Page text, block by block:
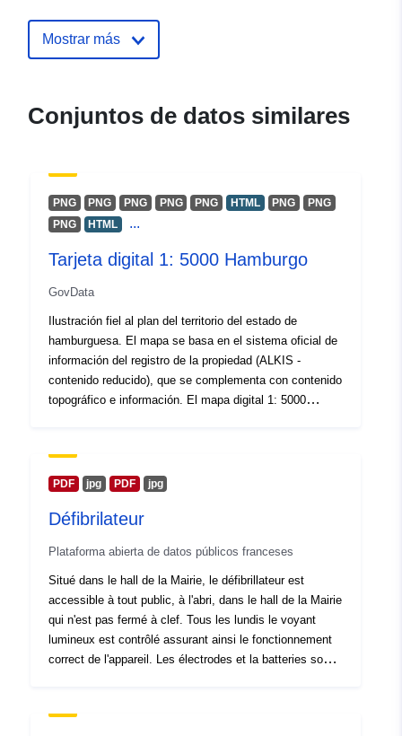
Mostrar más
Conjuntos de datos similares
PNG PNG PNG PNG PNG HTML PNG
PNG
PNG
HTML ...
Tarjeta digital 1: 5000 Hamburgo
GovData
Ilustración fiel al plan del territorio del estado de
hamburguesa. El mapa se basa en el sistema oficial de
información del registro de la propiedad (ALKIS -
contenido reducido), que se complementa con contenido
topográfico e información. El mapa digital 1: 5000
administración y la planificación.
PDF jpg PDF jpg
Défibrilateur
Plataforma abierta de datos públicos franceses
Situé dans le hall de la Mairie, le défibrillateur est
accessible à tout public, à l'abri, dans le hall de la Mairie
qui n'est pas fermé à clef. Tous les lundis le voyant
lumineux est contrôlé assurant ainsi le fonctionnement
correct de l'appareil. Les électrodes et la batteries sont